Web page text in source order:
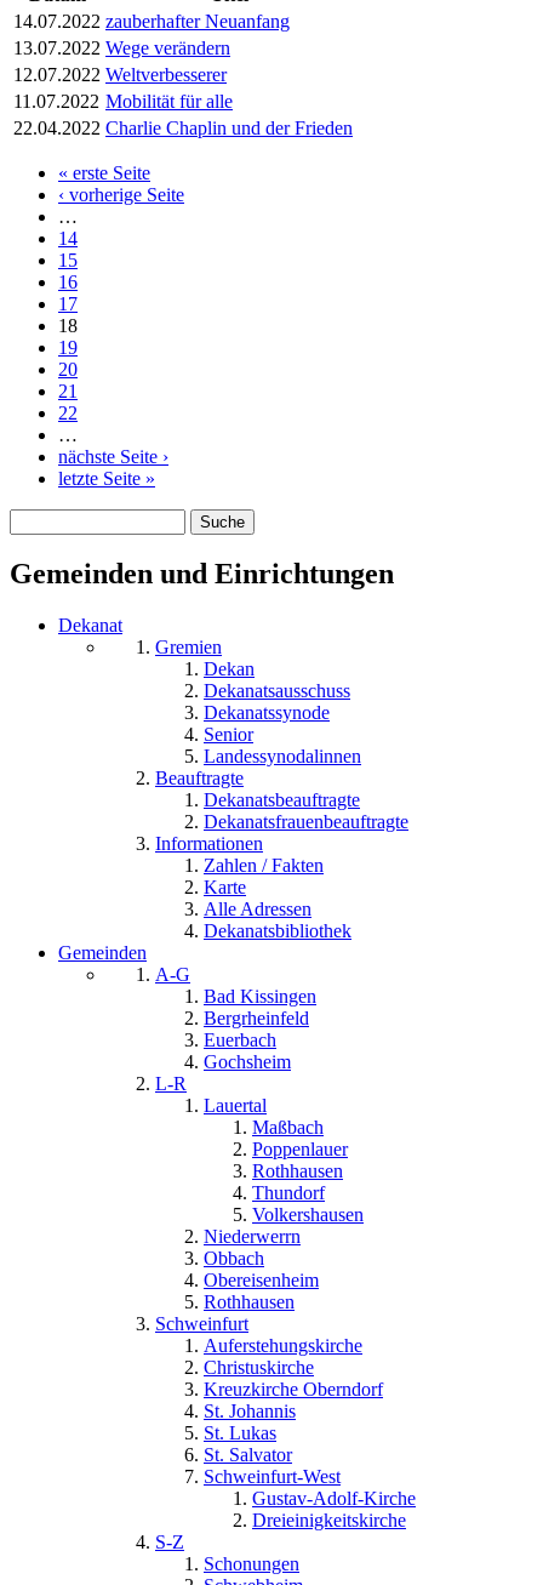
14.07.2022 zauberhafter Neuanfang
13.07.2022 Wege verändern
12.07.2022 Weltverbesserer
11.07.2022 Mobilität für alle
22.04.2022 Charlie Chaplin und der Frieden
Seiten« erste Seite
‹ vorherige Seite
…
14
15
16
17
18
19
20
21
22
…
nächste Seite ›
letzte Seite »
Gemeinden und Einrichtungen
Dekanat
Gremien
Dekan
Dekanatsausschuss
Dekanatssynode
Senior
Landessynodalinnen
Beauftragte
Dekanatsbeauftragte
Dekanatsfrauenbeauftragte
Informationen
Zahlen / Fakten
Karte
Alle Adressen
Dekanatsbibliothek
Gemeinden
A-G
Bad Kissingen
Bergrheinfeld
Euerbach
Gochsheim
L-R
Lauertal
Maßbach
Poppenlauer
Rothhausen
Thundorf
Volkershausen
Niederwerrn
Obbach
Obereisenheim
Rothhausen
Schweinfurt
Auferstehungskirche
Christuskirche
Kreuzkirche Oberndorf
St. Johannis
St. Lukas
St. Salvator
Schweinfurt-West
Gustav-Adolf-Kirche
Dreieinigkeitskirche
S-Z
Schonungen